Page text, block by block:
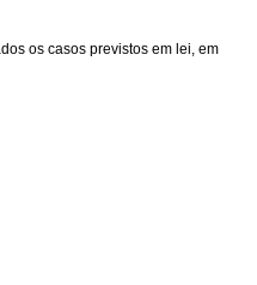
os casos previstos em lei, em